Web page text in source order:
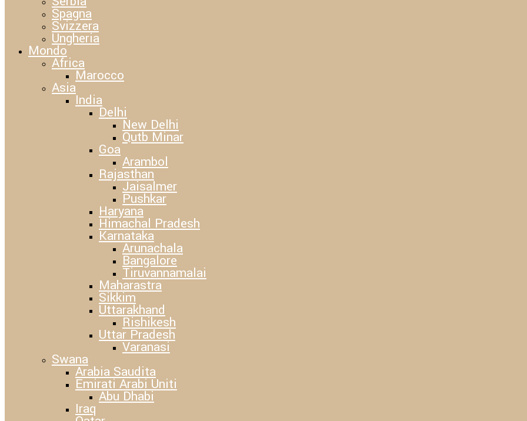
Spagna
Svizzera
Ungheria
Mondo
Africa
Marocco
Asia
India
Delhi
New Delhi
Qutb Minar
Goa
Arambol
Rajasthan
Jaisalmer
Pushkar
Haryana
Himachal Pradesh
Karnataka
Arunachala
Bangalore
Tiruvannamalai
Maharastra
Sikkim
Uttarakhand
Rishikesh
Uttar Pradesh
Varanasi
Swana
Arabia Saudita
Emirati Arabi Uniti
Abu Dhabi
Iraq